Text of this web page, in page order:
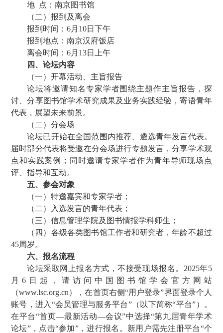
地 点：南京图书馆
（二）报到及离会
报到时间：6月10日下午
报到地点：南京汉府饭店
离会时间：6月13日上午
四、论坛内容
（一）开幕活动、主旨报告
论坛将邀请知名专家学者围绕主题作主旨报告，探
讨、分享图书馆学术研究成果及业务实践经验，寄语青年
代表，展望未来前景。
（二）分会场
论坛已开始在全国范围内推荐、遴选青年发言代表。
届时部分代表将受邀在分会场进行专题发言，分享学术观
点和实践案例；同时邀请专家学者作为青年导师现场点
评、指导和互动。
五、参会对象
（一）特邀嘉宾和专家学者；
（二）入选发言的青年代表；
（三）信息管理学院及图书情报学科师生；
（四）各级各类图书馆工作者和研究者，年龄不超过
45周岁。
六、报名流程
论坛采取网上报名方式，不接受现场报名。2025年5
月6日起，请访问中国图书馆学会官方网站
（www.lsc.org.cn），在首页右侧“用户登录”界面登录个人
账号，进入“会员管理与服务平台”（以下简称“平台”）。
在平台“首页—最新活动—会议”中选择“第九届青年学术
论坛”，点击“参加”，进行报名。新用户需先注册平台“个